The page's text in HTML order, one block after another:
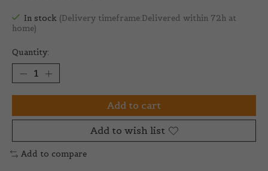
In stock (Delivery timeframe:Delivered within 72h at
home)
Quantity:
Add to cart
Add to wish list
Add to compare